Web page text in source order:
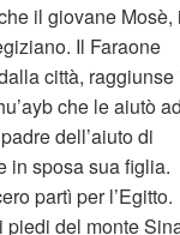
il giovane Mosè,
Il Faraone
città, raggiunse
che le aiutò
dell’aiuto di
in sposa sua figlia.
partì per l’Egitto.
piedi del monte